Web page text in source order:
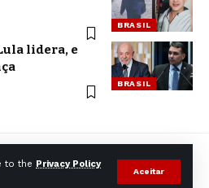
to the Privacy Policy
Aceitar
BRASIL
BRASIL
lidera, e